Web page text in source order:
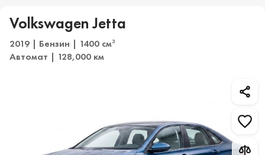
Volkswagen Jetta
2019 | Бензин | 1400 см3
Автомат | 128,000 км